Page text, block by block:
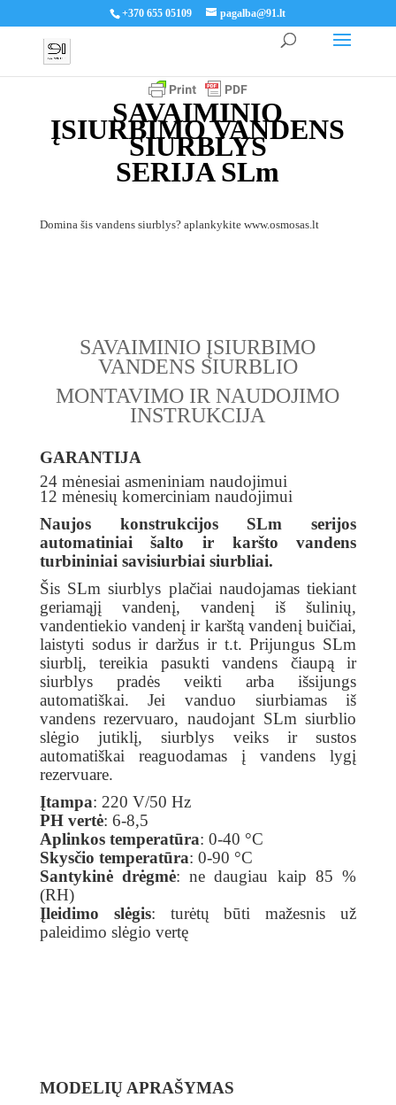
+370 655 05109 pagalba@91.lt
SAVAIMINIO
ĮSIURBIMO VANDENS
SIURBLYS
SERIJA SLm
Domina šis vandens siurblys? aplankykite www.osmosas.lt
SAVAIMINIO ĮSIURBIMO
VANDENS SIURBLIO
MONTAVIMO IR NAUDOJIMO
INSTRUKCIJA
GARANTIJA
24 mėnesiai asmeniniam naudojimui
12 mėnesių komerciniam naudojimui
Naujos konstrukcijos SLm serijos
automatiniai šalto ir karšto vandens
turbininiai savisiurbiai siurbliai.
Šis SLm siurblys plačiai naudojamas tiekiant
geriamąjį vandenį, vandenį iš šulinių,
vandentiekio vandenį ir karštą vandenį buičiai,
laistyti sodus ir daržus ir t.t. Prijungus SLm
siurblį, tereikia pasukti vandens čiaupą ir
siurblys pradės veikti arba išsijungs
automatiškai. Jei vanduo siurbiamas iš
vandens rezervuaro, naudojant SLm siurblio
slėgio jutiklį, siurblys veiks ir sustos
automatiškai reaguodamas į vandens lygį
rezervuare.
Įtampa: 220 V/50 Hz
PH vertė: 6-8,5
Aplinkos temperatūra: 0-40 °C
Skysčio temperatūra: 0-90 °C
Santykinė drėgmė: ne daugiau kaip 85 %
(RH)
Įleidimo slėgis: turėtų būti mažesnis už
paleidimo slėgio vertę
MODELIŲ APRAŠYMAS